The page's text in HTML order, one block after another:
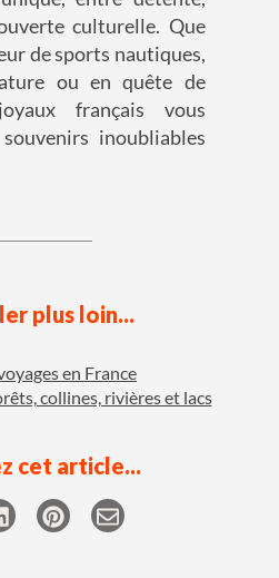
culturelle. Que
de sports nautiques,
ou en quête de
français vous
inoubliables
plus loin...
en France
collines, rivières et lacs
cet article...